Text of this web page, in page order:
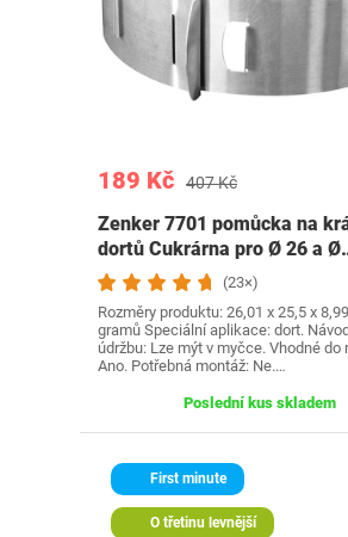
189 Kč 407 Kč
Zenker 7701 pomůcka na
dortů Cukrárna pro Ø 26 a
(23×)
Rozměry produktu: 26,01 x 25,5 x
gramů Speciální aplikace: dort.
údržbu: Lze mýt v myčce. Vhodné do
Ano. Potřebná montáž: Ne.…
Poslední kus skladem
First minute
O třetinu levnější